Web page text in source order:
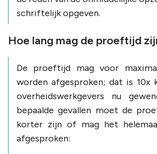
schriftelijk opgeven.
Hoe lang mag de proeftijd
De proeftijd mag voor
worden afgesproken; dat is 10x
overheidswerkgevers nu
bepaalde gevallen moet de
korter zijn of mag het
afgesproken: